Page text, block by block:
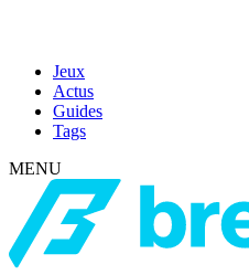
Jeux
Actus
Guides
Tags
MENU